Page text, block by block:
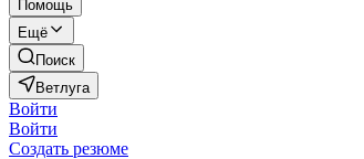
Помощь
Ещё
Поиск
Ветлуга
Войти
Войти
Создать резюме